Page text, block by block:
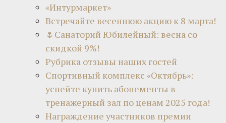
«Интурмаркет»
Встречайте весеннюю акцию к 8 марта!
🌷Санаторий Юбилейный: весна со
скидкой 9%!
Рубрика отзывы наших гостей
Спортивный комплекс «Октябрь»:
успейте купить абонементы в
тренажерный зал по ценам 2025 года!
Награждение участников премии